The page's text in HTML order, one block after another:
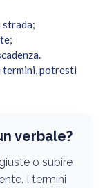
termini, potresti
verbale?
o subire
I termini